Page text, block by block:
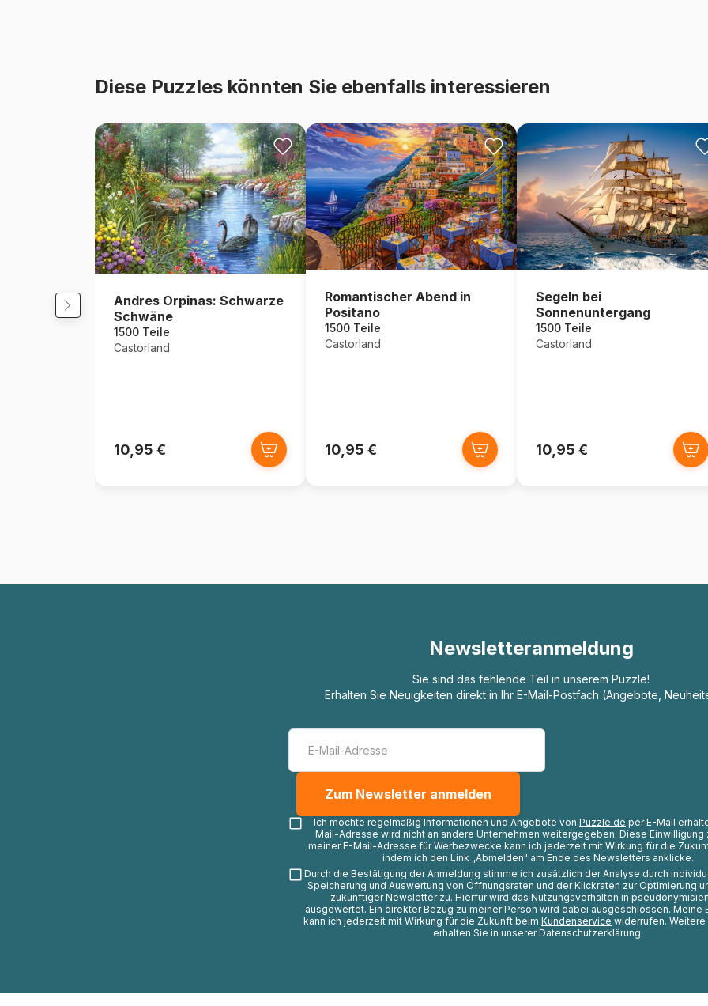
Diese Puzzles könnten Sie ebenfalls interessieren
Andres Orpinas: Schwarze
Schwäne
1500 Teile
Castorland
10,95 €
Romantischer Abend in
Positano
1500 Teile
Castorland
10,95 €
Segeln bei
Sonnenuntergang
1500 Teile
Castorland
10,95 €
Newsletteranmeldung
Sie sind das fehlende Teil in unserem Puzzle!
Erhalten Sie Neuigkeiten direkt in Ihr E-Mail-Postfach (Angebote,
Ich möchte regelmäßig Informationen und Angebote von Puzzle.de per E-Mail
Mail-Adresse wird nicht an andere Unternehmen weitergegeben. Diese Einwilligung
meiner E-Mail-Adresse für Werbezwecke kann ich jederzeit mit Wirkung für die
indem ich den Link „Abmelden" am Ende des Newsletters anklicke.
Durch die Bestätigung der Anmeldung stimme ich zusätzlich der Analyse durch
Speicherung und Auswertung von Öffnungsraten und der Klickraten zur Optimierung
zukünftiger Newsletter zu. Hierfür wird das Nutzungsverhalten in
ausgewertet. Ein direkter Bezug zu meiner Person wird dabei ausgeschlossen. Meine
kann ich jederzeit mit Wirkung für die Zukunft beim Kundenservice widerrufen.
erhalten Sie in unserer Datenschutzerklärung.